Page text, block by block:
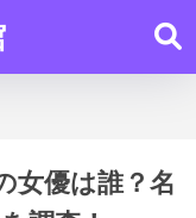
女優は誰？名